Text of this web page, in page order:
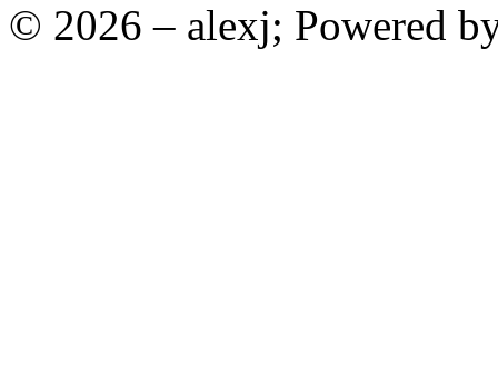
© 2026 – alexj; Powered